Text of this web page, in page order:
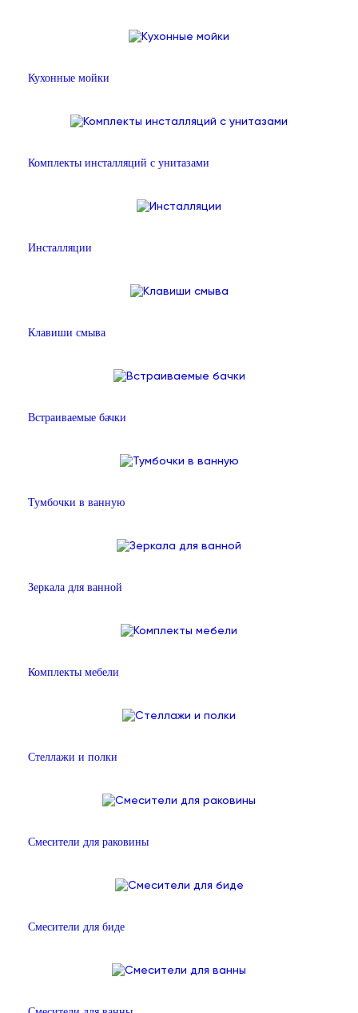
Кухонные мойки
Комплекты инсталляций с унитазами
Инсталляции
Клавиши смыва
Встраиваемые бачки
Тумбочки в ванную
Зеркала для ванной
Комплекты мебели
Стеллажи и полки
Смесители для раковины
Смесители для биде